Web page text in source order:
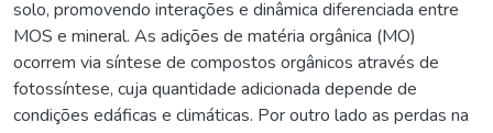
solo, promovendo interações e dinâmica diferenciada entre
MOS e mineral. As adições de matéria orgânica (MO)
ocorrem via síntese de compostos orgânicos através de
fotossíntese, cuja quantidade adicionada depende de
condições edáficas e climáticas. Por outro lado as perdas na